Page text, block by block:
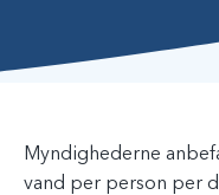
Myndighederne
vand per person per